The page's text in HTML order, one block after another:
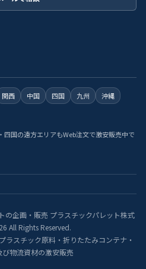
関西 中国 四国 九州
沖縄
国の遠方エリアもWeb注文で激安販売中で
企画・販売 プラスチックパレット株式
All Rights Reserved.
ラスチック原料・折りたたみコンテナ・
物流資材の激安販売